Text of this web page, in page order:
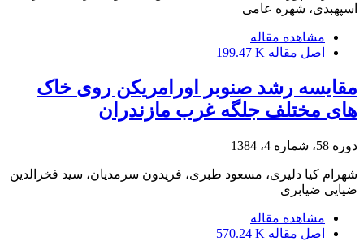
اسپهبدی، شهره عامی
مشاهده مقاله
اصل مقاله 199.47 K
مقایسه رشد صنوبر اورامریکن روی خاک
های مختلف جلگه غرب مازندران
دوره 58، شماره 4، 1384
شهرام کیا دلیری، مسعود طبری، فریدون سرمدیان، سید فخرالدین
ضیایی ضیابری
مشاهده مقاله
اصل مقاله 570.24 K